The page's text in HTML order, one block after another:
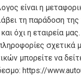
είναι η
τη παράδοση
όχι η εταιρεία μας.
σχετικά
μπορείτε να
https://